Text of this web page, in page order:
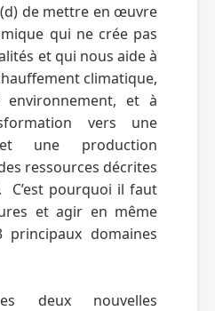
de mettre en œuvre
qui ne crée pas
et qui nous aide à
climatique,
et à
vers une
et une production
ressources décrites
C’est pourquoi il faut
et agir en même
domaines
deux nouvelles